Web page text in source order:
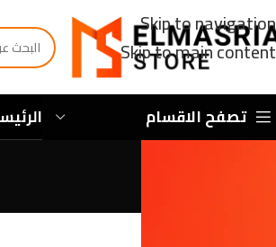
Skip to navigation
Skip to main content
تصفح الاقسام